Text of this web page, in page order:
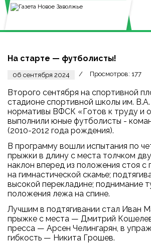
На старте — футболисты!
06 сентября 2024 Просмотров: 177
Второго сентября на спортивной
стадионе спортивной школы им.
нормативы ВФСК «Готов к труду и
выполнили юные футболисты -
(2010-2012 года рождения).
В программу вошли испытания по
прыжки в длину с места толчком
наклон вперед из положения стоя с
на гимнастической скамье;
высокой перекладине; поднимание
положения лежа на спине.
Лучшим в подтягивании стал Иван
прыжке с места — Дмитрий
пресса — Арсен Челингарян, в
гибкость — Никита Грошев.